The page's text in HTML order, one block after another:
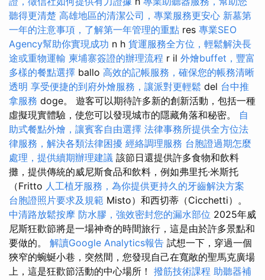
聽得更清楚 高雄地區的清潔公司，專業服務更安心 新墓第
一年的注意事項，了解第一年管理的重點 res 專業SEO
Agency幫助你實現成功 n h 貨運服務全方位，輕鬆解決長
途或重物運輸 柬埔寨簽證的辦理流程 r il 外燴buffet，豐富
多樣的餐點選擇 ballo 高效的記帳服務，確保您的帳務清晰
透明 享受便捷的到府外燴服務，讓派對更輕鬆 del 台中推
拿服務 doge。 遊客可以期待許多新的創新活動，包括一種
虛擬現實體驗，使您可以發現城市的隱藏角落和秘密。 自
助式餐點外燴，讓賓客自由選擇 法律事務所提供全方位法
律服務，解決各類法律困擾 經絡調理服務 台胞證過期怎麼
處理，提供續期辦理建議 該節日還提供許多食物和飲料
攤，提供傳統的威尼斯食品和飲料，例如弗里托·米斯托
（Fritto 人工植牙服務，為你提供更持久的牙齒解決方案
台胞證照片要求及規範 Misto）和西切蒂（Cicchetti）。
中清路放鬆按摩 防水膠，強效密封您的漏水部位 2025年威
尼斯狂歡節將是一場神奇的時間旅行，這是由於許多景點和
要做的。 解讀Google Analytics報告 試想一下，穿過​​一個
狹窄的蜿蜒小巷，突然間，您發現自己在寬敞的聖馬克廣場
上，這是狂歡節活動的中心場所！ 撥筋技術課程 助聽器補